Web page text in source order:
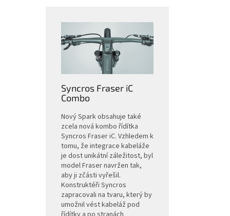
Syncros Fraser iC
Combo
Nový Spark obsahuje také
zcela nová kombo řídítka
Syncros Fraser iC. Vzhledem k
tomu, že integrace kabeláže
je dost unikátní záležitost, byl
model Fraser navržen tak,
aby ji zčásti vyřešil.
Konstruktéři Syncros
zapracovali na tvaru, který by
umožnil vést kabeláž pod